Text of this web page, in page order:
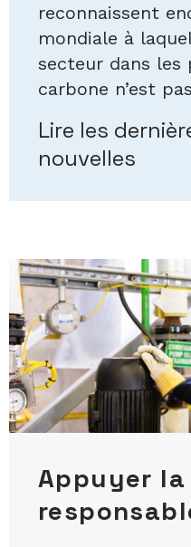
reconnaissent
mondiale à
secteur dans les
carbone n’est
Lire les
nouvelles
Appuyer la